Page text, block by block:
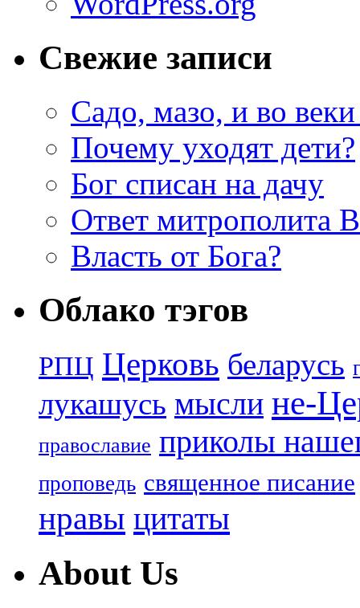
Свежие записи
Садо, мазо, и во веки
Почему уходят дети?
Бог списан на дачу
Ответ митрополита
Власть от Бога?
Облако тэгов
РПЦ Церковь беларусь
лукашусь мысли не-
православие приколы
проповедь священное писание
нравы цитаты
About Us